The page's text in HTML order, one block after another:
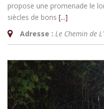
propose une promenade le
siècles de bons [...]
Adresse : Le Chemin de